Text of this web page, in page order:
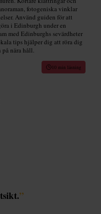
fotogeniska vinklar
Använd guiden för att
i Edinburgh under en
med Edinburghs sevärdheter
tips hjälper dig att röra dig
nära håll.
10 min läsning
”